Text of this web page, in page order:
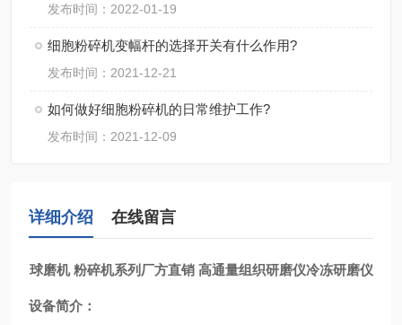
发布时间：2022-01-19
细胞粉碎机变幅杆的选择开关有什么作用?
发布时间：2021-12-21
如何做好细胞粉碎机的日常维护工作?
发布时间：2021-12-09
详细介绍 在线留言
球磨机 粉碎机系列厂方直销 高通量组织研磨仪冷冻研磨仪
设备简介：